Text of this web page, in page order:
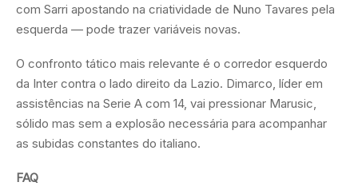
com Sarri apostando na criatividade de Nuno Tavares pela
esquerda — pode trazer variáveis novas.
O confronto tático mais relevante é o corredor esquerdo
da Inter contra o lado direito da Lazio. Dimarco, líder em
assistências na Serie A com 14, vai pressionar Marusic,
sólido mas sem a explosão necessária para acompanhar
as subidas constantes do italiano.
FAQ